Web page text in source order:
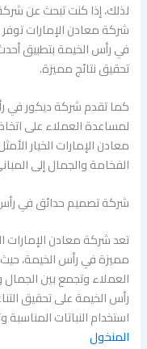
لذلك، إذا كنت تبحث عن
شركة معادن الإمارات
في رأس الخيمة بتطبيق
تحقيق نتائج مميزة.
كما تقدم شركة ديكور في
لمساعدة العملاء على
معادن الإمارات الخيار
الفخامة والجمال إلى
شركة تصميم حدائق في
تعد شركة معادن الإمارات
مميزة في رأس الخيمة،
العملاء وتجمع بين
رأس الخيمة على تحقيق
استخدام النباتات المناسبة
المنخول